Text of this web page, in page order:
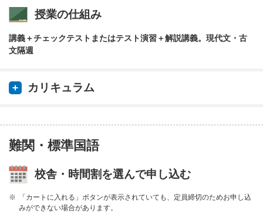
授業の仕組み
講義＋チェックテストまたはテスト演習＋解説講義。現代文・古
文隔週
カリキュラム
難関・標準国語
校舎・時間割を選んで申し込む
「カートに入れる」ボタンが表示されていても、定員締切のためお申し込
みができない場合があります。